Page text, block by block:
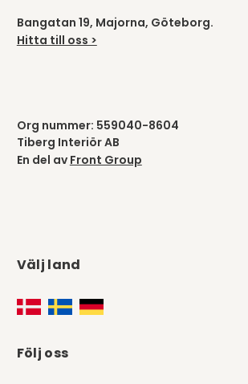
Bangatan 19, Majorna, Göteborg.
Hitta till oss >
Org nummer: 559040-8604
Tiberg Interiör AB
En del av Front Group
Välj land
Följ oss